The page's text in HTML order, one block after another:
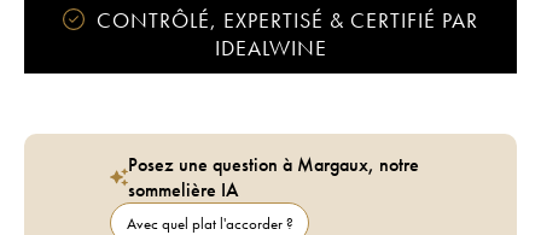
CONTRÔLÉ, EXPERTISÉ & CERTIFIÉ PAR
IDEALWINE
Posez une question à Margaux, notre
sommelière IA
Avec quel plat l'accorder ?